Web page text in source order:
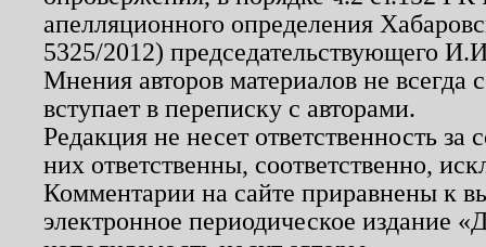
апелляционного определения
5325/2012) председательствующего
Мнения авторов материалов не
вступает в переписку с авторами.
Редакция не несет ответственность
них ответственны, соответственно,
Комментарии на сайте приравнены к
электронное периодическое издание